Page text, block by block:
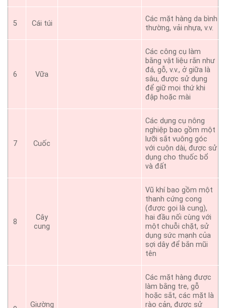
5 Cái túi
Các mặt hàng da bình
thường, vải nhựa, v.v.
6 Vữa
Các công cụ làm
bằng vật liệu rắn như
đá, gỗ, v.v., ở giữa là
sâu, được sử dụng
để giữ mọi thứ khi
đập hoặc mài
7 Cuốc
Các dụng cụ nông
nghiệp bao gồm một
lưỡi sắt vuông góc
với cuộn dài, được sử
dụng cho thuốc bổ
và đất
8
Cây
cung
Vũ khí bao gồm một
thanh cứng cong
(được gọi là cung),
hai đầu nối cùng với
một chuỗi chặt, sử
dụng sức mạnh của
sợi dây để bắn mũi
tên
Giường
Các mặt hàng được
làm bằng tre, gỗ
hoặc sắt, các mặt là
rào cản, được sử